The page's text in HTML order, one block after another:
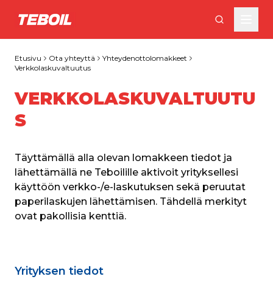
Siirry pääsisältöön
Etusivu Ota yhteyttä
Yhteydenottolomakkeet
Verkkolaskuvaltuutus
VERKKOLASKUVALTUUTU
S
Täyttämällä alla olevan lomakkeen tiedot ja
lähettämällä ne Teboilille aktivoit yrityksellesi
käyttöön verkko-/e-laskutuksen sekä peruutat
paperilaskujen lähettämisen. Tähdellä merkityt
ovat pakollisia kenttiä.
Yrityksen tiedot